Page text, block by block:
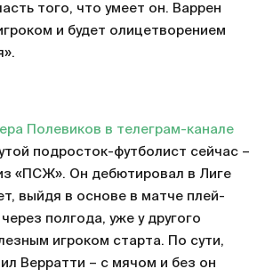
того, что умеет он. Варрен
и будет олицетворением
Полевиков в телеграм-канале
подросток-футболист сейчас –
«ПСЖ». Он дебютировал в Лиге
выйдя в основе в матче плей-
полгода, уже у другого
игроком старта. По сути,
Верратти – с мячом и без он